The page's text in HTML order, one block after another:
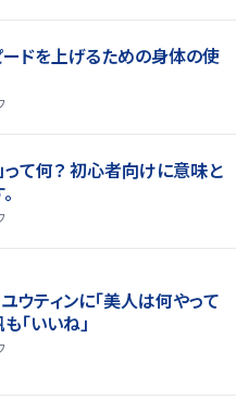
ードを上げるための身体の使
って何？ 初心者向けに意味と
ウティンに「美人は何やって
「いいね」